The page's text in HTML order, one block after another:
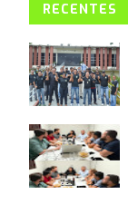
RECENTES